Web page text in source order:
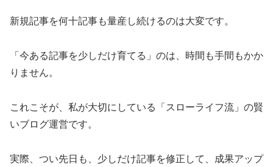
新規記事を何十記事も量産し続けるのは大変です。
「今ある記事を少しだけ育てる」のは、時間も手間もかか
りません。
これこそが、私が大切にしている「スローライフ流」の賢
いブログ運営です。
実際、つい先日も、少しだけ記事を修正して、成果アップ